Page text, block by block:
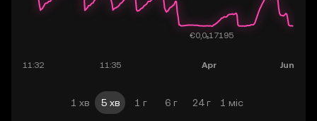
1 хв 5 хв 1 г 6 г 24 г 1 міс